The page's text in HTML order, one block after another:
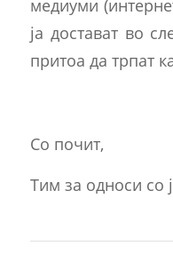
медиуми
ја достават во
притоа да трпат
Со почит,
Тим за односи со